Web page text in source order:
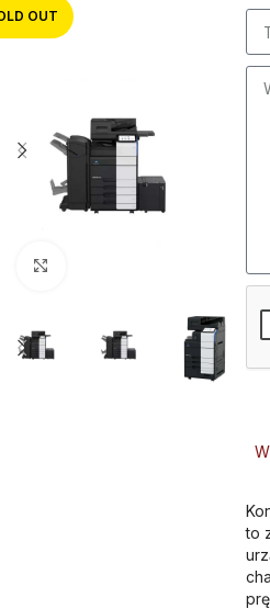
OUT
to